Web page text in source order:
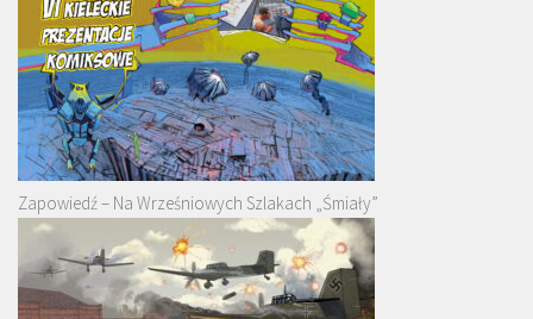
Zapowiedź – Na Wrześniowych Szlakach „Śmiały”